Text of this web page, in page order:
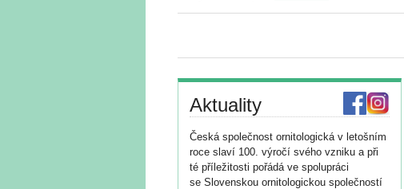
Aktuality
Česká společnost ornitologická v letošním
roce slaví 100. výročí svého vzniku a při
té příležitosti pořádá ve spolupráci
se Slovenskou ornitologickou společností